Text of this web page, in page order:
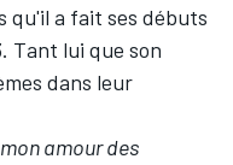
qu'il a fait ses débuts
Tant lui que son
dans leur
amour des